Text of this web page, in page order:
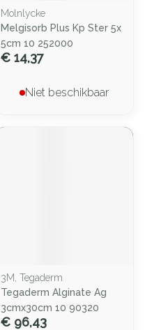
Molnlycke
Melgisorb Plus Kp Ster 5x
5cm 10 252000
€ 14,37
Niet beschikbaar
3M, Tegaderm
Tegaderm Alginate Ag
3cmx30cm 10 90320
€ 96,43